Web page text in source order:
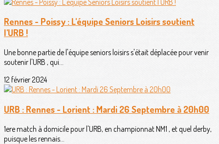
Rennes - Poissy : L'équipe Seniors Loisirs soutient
l'URB !
Une bonne partie de l'équipe seniors loisirs s'était déplacée pour venir
soutenir l'URB , qui...
12 février 2024
URB : Rennes - Lorient : Mardi 26 Septembre à 20h00
1ere match à domicile pour l'URB, en championnat NM1 , et quel derby,
puisque les rennais...